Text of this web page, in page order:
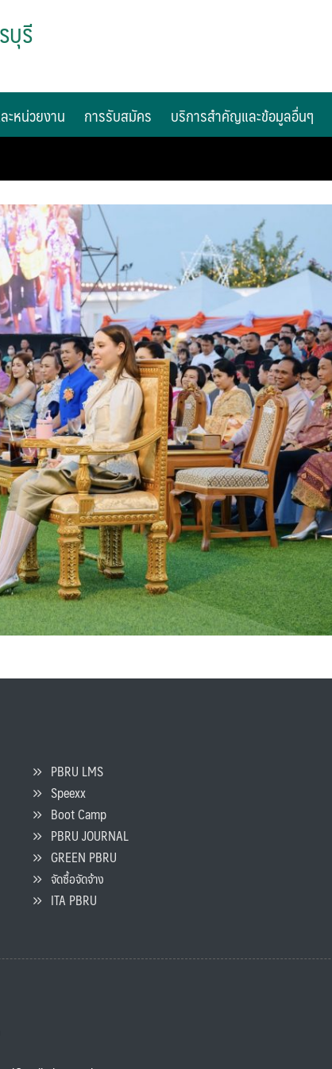
บุรี
ะหน่วยงาน การรับสมัคร บริการสำคัญและข้อมูลอื่นๆ
PBRU LMS
Speexx
Boot Camp
PBRU JOURNAL
GREEN PBRU
จัดซื้อจัดจ้าง
ITA PBRU